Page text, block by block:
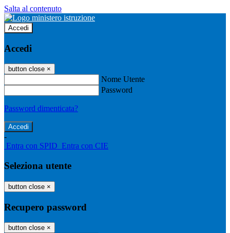
Salta al contenuto
Accedi
Accedi
button close ×
Nome Utente
Password
Password dimenticata?
-
Entra con SPID Entra con CIE
Seleziona utente
button close ×
Recupero password
button close ×